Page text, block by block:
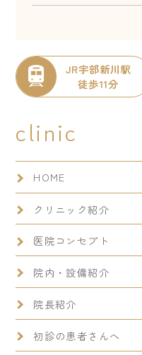
JR宇部新川駅
徒歩11分
clinic
HOME
クリニック紹介
医院コンセプト
院内・設備紹介
院長紹介
初診の患者さんへ